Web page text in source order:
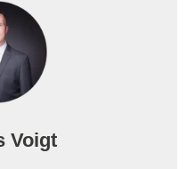
Voigt